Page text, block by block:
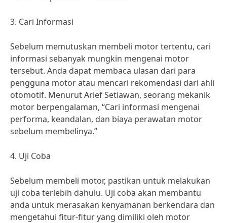
3. Cari Informasi
Sebelum memutuskan membeli motor tertentu, cari
informasi sebanyak mungkin mengenai motor
tersebut. Anda dapat membaca ulasan dari para
pengguna motor atau mencari rekomendasi dari ahli
otomotif. Menurut Arief Setiawan, seorang mekanik
motor berpengalaman, “Cari informasi mengenai
performa, keandalan, dan biaya perawatan motor
sebelum membelinya.”
4. Uji Coba
Sebelum membeli motor, pastikan untuk melakukan
uji coba terlebih dahulu. Uji coba akan membantu
anda untuk merasakan kenyamanan berkendara dan
mengetahui fitur-fitur yang dimiliki oleh motor